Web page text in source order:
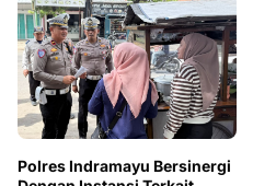
Polres Indramayu Bersinergi